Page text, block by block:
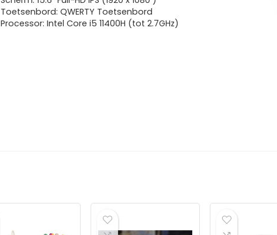
Toetsenbord: QWERTY Toetsenbord
Processor: Intel Core i5 11400H (tot 2.7GHz)